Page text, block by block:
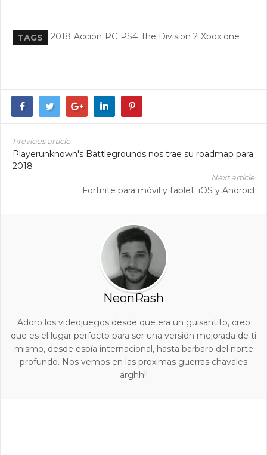
TAGS 2018 Acción PC PS4 The Division 2 Xbox one
Previous article
Playerunknown's Battlegrounds nos trae su roadmap para
2018
Next article
Fortnite para móvil y tablet: iOS y Android
NeonRash
Adoro los videojuegos desde que era un guisantito, creo
que es el lugar perfecto para ser una versión mejorada de ti
mismo, desde espía internacional, hasta barbaro del norte
profundo. Nos vemos en las proximas guerras chavales
arghh!!